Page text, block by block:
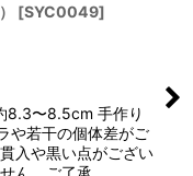
[SYC0049]
8.3〜8.5cm 手作り
や若干の個体差がご
入や黒い点がござい